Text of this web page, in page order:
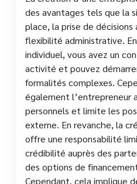
des avantages tels que la
place, la prise de
flexibilité administrative.
individuel, vous avez un
activité et pouvez
formalités complexes.
également l’entrepreneur
personnels et limite les
externe. En revanche, la
offre une responsabilité
crédibilité auprès des
des options de
Cependant, cela implique